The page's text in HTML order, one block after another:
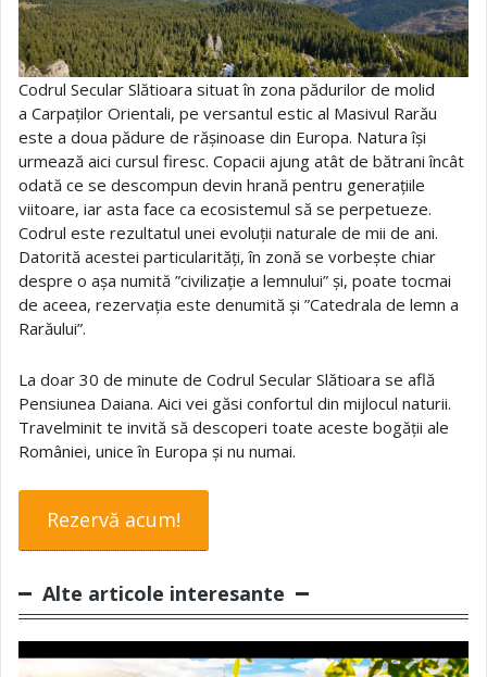
Codrul Secular Slătioara situat în zona pădurilor de molid
a Carpaților Orientali, pe versantul estic al Masivul Rarău
este a doua pădure de rășinoase din Europa. Natura își
urmează aici cursul firesc. Copacii ajung atât de bătrani încât
odată ce se descompun devin hrană pentru generațiile
viitoare, iar asta face ca ecosistemul să se perpetueze.
Codrul este rezultatul unei evoluții naturale de mii de ani.
Datorită acestei particularități, în zonă se vorbește chiar
despre o așa numită ”civilizație a lemnului” și, poate tocmai
de aceea, rezervația este denumită și ”Catedrala de lemn a
Rarăului”.
La doar 30 de minute de Codrul Secular Slătioara se află
Pensiunea Daiana. Aici vei găsi confortul din mijlocul naturii.
Travelminit te invită să descoperi toate aceste bogății ale
României, unice în Europa și nu numai.
Rezervă acum!
Alte articole interesante